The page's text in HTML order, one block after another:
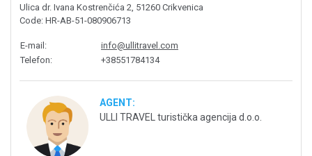
Ulica dr. Ivana Kostrenčića 2, 51260 Crikvenica
Code: HR-AB-51-080906713
E-mail:
info@ullitravel.com
Telefon: +38551784134
AGENT:
ULLI TRAVEL turistička agencija d.o.o.